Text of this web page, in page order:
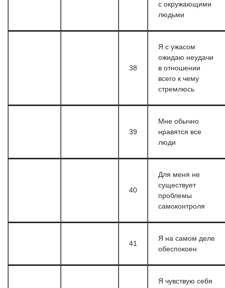
с окружающими
людьми
38
Я с ужасом
ожидаю неудачи
в отношении
всего к чему
стремлюсь
39
Мне обычно
нравятся все
люди
40
Для меня не
существует
проблемы
самоконтроля
41
Я на самом деле
обеспокоен
Я чувствую себя